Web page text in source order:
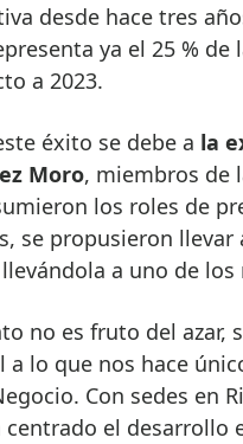
desde hace tres
ya el 25 %
a 2023.
éxito se debe a la
Moro, miembros de
los roles de
se propusieron
a uno de
no es fruto del
a lo que nos hace
Con sedes en
centrado el desarrollo